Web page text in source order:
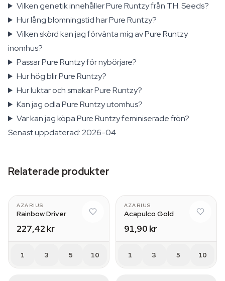
Vilken genetik innehåller Pure Runtzy från T.H. Seeds?
Hur lång blomningstid har Pure Runtzy?
Vilken skörd kan jag förvänta mig av Pure Runtzy
inomhus?
Passar Pure Runtzy för nybörjare?
Hur hög blir Pure Runtzy?
Hur luktar och smakar Pure Runtzy?
Kan jag odla Pure Runtzy utomhus?
Var kan jag köpa Pure Runtzy feminiserade frön?
Senast uppdaterad: 2026-04
Relaterade produkter
AZARIUS
Rainbow Driver
227,42 kr
1 3 5 10
AZARIUS
Acapulco Gold
91,90 kr
1 3 5 10